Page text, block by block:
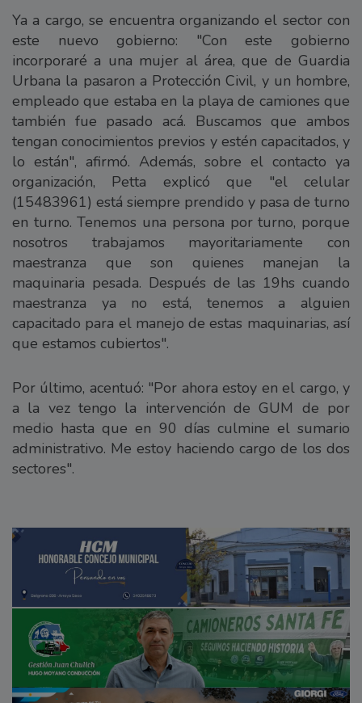
Ya a cargo, se encuentra organizando el sector con
este nuevo gobierno: "Con este gobierno
incorporaré a una mujer al área, que de Guardia
Urbana la pasaron a Protección Civil, y un hombre,
empleado que estaba en la playa de camiones que
también fue pasado acá. Buscamos que ambos
tengan conocimientos previos y estén capacitados, y
lo están", afirmó. Además, sobre el contacto ya
organización, Petta explicó que "el celular
(15483961) está siempre prendido y pasa de turno
en turno. Tenemos una persona por turno, porque
nosotros trabajamos mayoritariamente con
maestranza que son quienes manejan la
maquinaria pesada. Después de las 19hs cuando
maestranza ya no está, tenemos a alguien
capacitado para el manejo de estas maquinarias, así
que estamos cubiertos".
Por último, acentuó: "Por ahora estoy en el cargo, y
a la vez tengo la intervención de GUM de por
medio hasta que en 90 días culmine el sumario
administrativo. Me estoy haciendo cargo de los dos
sectores".